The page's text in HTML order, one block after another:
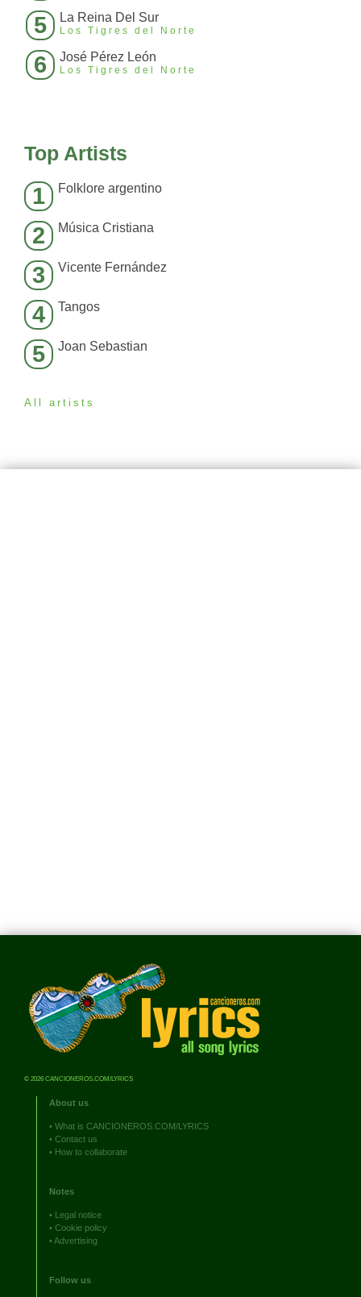
5 La Reina Del Sur
Los Tigres del Norte
6 José Pérez León
Los Tigres del Norte
Top Artists
1 Folklore argentino
2 Música Cristiana
3 Vicente Fernández
4 Tangos
5 Joan Sebastian
All artists
© 2026 CANCIONEROS.COM/LYRICS
About us
• What is CANCIONEROS.COM/LYRICS
• Contact us
• How to collaborate
Notes
• Legal notice
• Cookie policy
•Advertising
Follow us